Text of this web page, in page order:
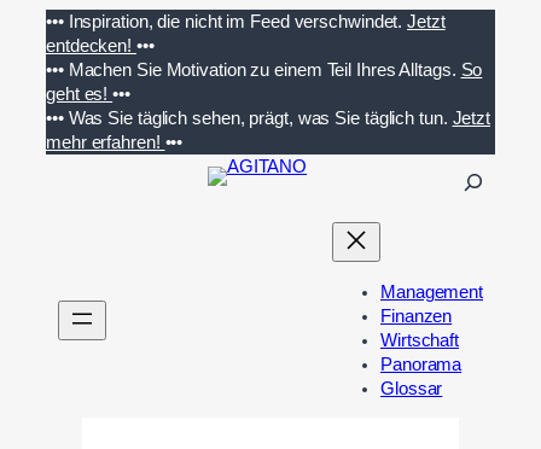
Inhalt
springen
••• Inspiration, die nicht im Feed verschwindet. Jetzt
entdecken! •••
••• Machen Sie Motivation zu einem Teil Ihres Alltags. So
geht es!•••
••• Was Sie täglich sehen, prägt, was Sie täglich tun. Jetzt
mehr erfahren! •••
n
Management
Finanzen
Wirtschaft
Panorama
Glossar